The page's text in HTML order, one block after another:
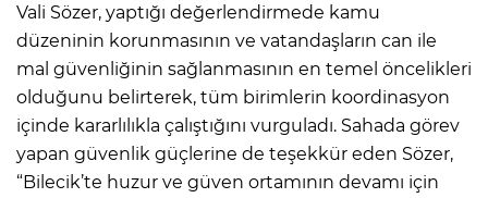
Vali Sözer, yaptığı değerlendirmede kamu
düzeninin korunmasının ve vatandaşların can ile
mal güvenliğinin sağlanmasının en temel öncelikleri
olduğunu belirterek, tüm birimlerin koordinasyon
içinde kararlılıkla çalıştığını vurguladı. Sahada görev
yapan güvenlik güçlerine de teşekkür eden Sözer,
“Bilecik’te huzur ve güven ortamının devamı için